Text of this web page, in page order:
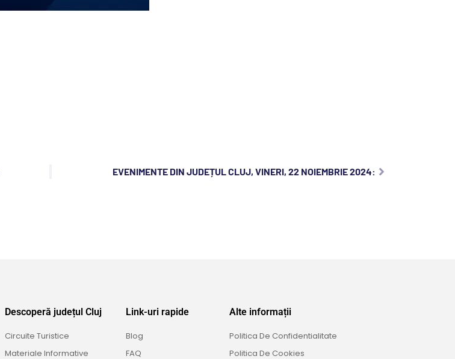
EVENIMENTE DIN JUDEȚUL CLUJ, VINERI, 22 NOIEMBRIE 2024:
Descoperă județul Cluj
Circuite Turistice
Materiale Informative
Link-uri rapide
Blog
FAQ
Alte informații
Politica De Confidentialitate
Politica De Cookies